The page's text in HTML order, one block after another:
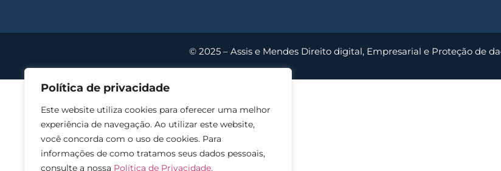
Política de privacidade
Este website utiliza cookies para oferecer uma melhor
experiência de navegação. Ao utilizar este website,
você concorda com o uso de cookies. Para
informações de como tratamos seus dados pessoais,
consulte a nossa Política de Privacidade.
© 2025 – Assis e Mendes Direito digital, Empresarial e Proteção de